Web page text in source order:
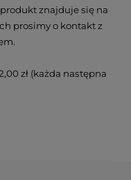
znajduje się na
prosimy o kontakt z
zł (każda następna